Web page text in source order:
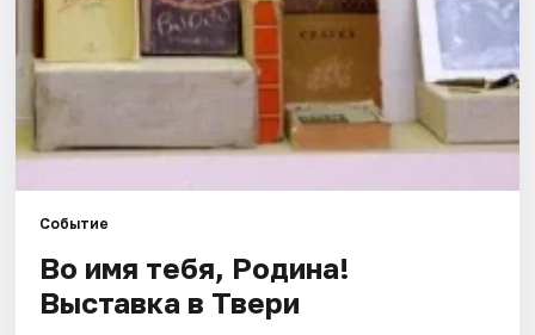
Событие
Во имя тебя, Родина!
Выставка в Твери